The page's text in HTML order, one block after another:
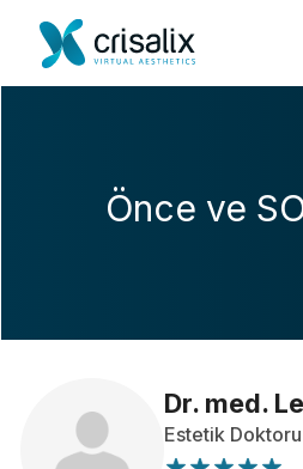
Önce ve
Dr. med.
Estetik